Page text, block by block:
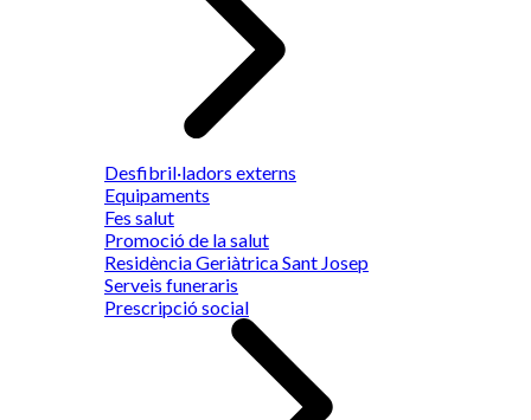
Desfibril·ladors externs
Equipaments
Fes salut
Promoció de la salut
Residència Geriàtrica Sant Josep
Serveis funeraris
Prescripció social